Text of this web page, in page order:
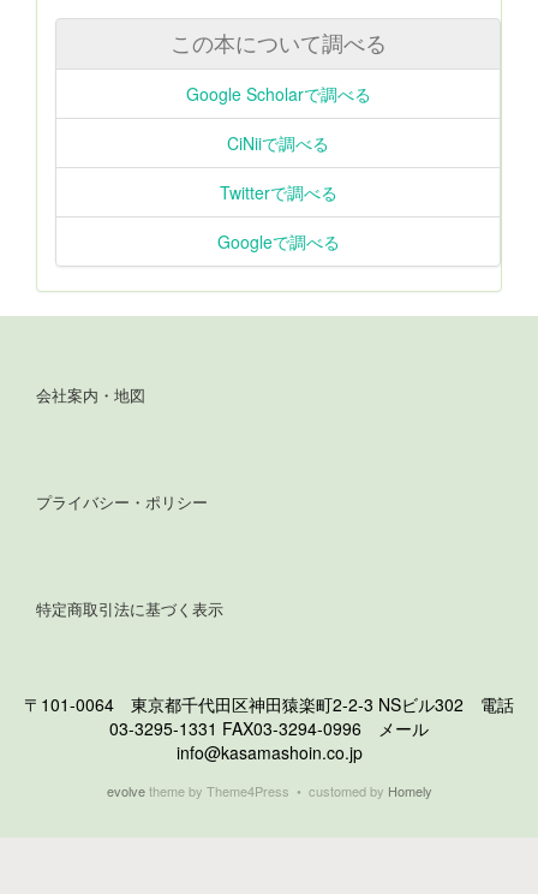
この本について調べる
Google Scholarで調べる
CiNiiで調べる
Twitterで調べる
Googleで調べる
会社案内・地図
プライバシー・ポリシー
特定商取引法に基づく表示
〒101-0064 東京都千代田区神田猿楽町2-2-3 NSビル302 電話
03-3295-1331 FAX03-3294-0996 メール
info@kasamashoin.co.jp
evolvetheme by Theme4Press • customed by Homely